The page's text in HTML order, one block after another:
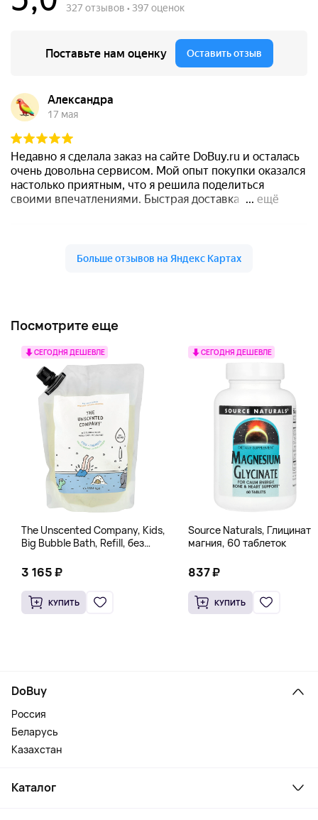
Посмотрите еще
СЕГОДНЯ ДЕШЕВЛЕ
The Unscented Company, Kids,
Big Bubble Bath, Refill, без
Унции)
3 165 ₽
КУПИТЬ
СЕГОДНЯ ДЕШЕВЛЕ
Source Naturals, Глицинат
магния, 60 таблеток
837 ₽
КУПИТЬ
DoBuy
Россия
Беларусь
Казахстан
Каталог